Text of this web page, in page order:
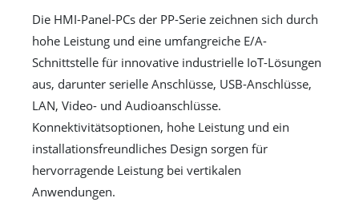
Die HMI-Panel-PCs der PP-Serie zeichnen sich durch
hohe Leistung und eine umfangreiche E/A-
Schnittstelle für innovative industrielle IoT-Lösungen
aus, darunter serielle Anschlüsse, USB-Anschlüsse,
LAN, Video- und Audioanschlüsse.
Konnektivitätsoptionen, hohe Leistung und ein
installationsfreundliches Design sorgen für
hervorragende Leistung bei vertikalen
Anwendungen.